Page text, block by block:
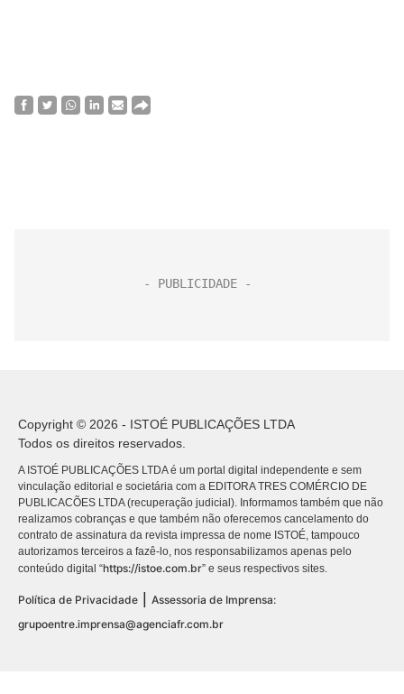
Copyright © 2026 - ISTOÉ PUBLICAÇÕES LTDA
Todos os direitos reservados.
A ISTOÉ PUBLICAÇÕES LTDA é um portal digital independente e sem
vinculação editorial e societária com a EDITORA TRES COMÉRCIO DE
PUBLICACÕES LTDA (recuperação judicial). Informamos também que não
realizamos cobranças e que também não oferecemos cancelamento do
contrato de assinatura da revista impressa de nome ISTOÉ, tampouco
autorizamos terceiros a fazê-lo, nos responsabilizamos apenas pelo
conteúdo digital “https://istoe.com.br” e seus respectivos sites.
Política de Privacidade
Assessoria de Imprensa:
grupoentre.imprensa@agenciafr.com.br